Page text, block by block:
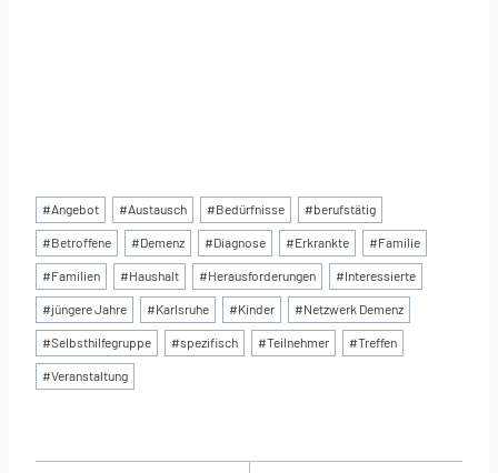
Schlagworte:
#Angebot #Austausch #Bedürfnisse #berufstätig
#Betroffene #Demenz #Diagnose #Erkrankte #Familie
#Familien #Haushalt #Herausforderungen #Interessierte
#jüngere Jahre #Karlsruhe #Kinder #Netzwerk Demenz
#Selbsthilfegruppe #spezifisch #Teilnehmer #Treffen
#Veranstaltung